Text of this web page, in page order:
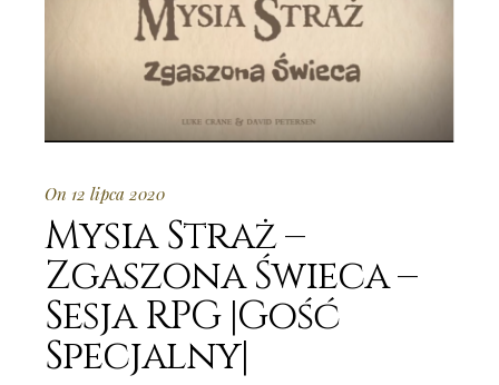
On 12 lipca 2020
Mysia Straż –
Zgaszona Świeca –
Sesja RPG |Gość
Specjalny|